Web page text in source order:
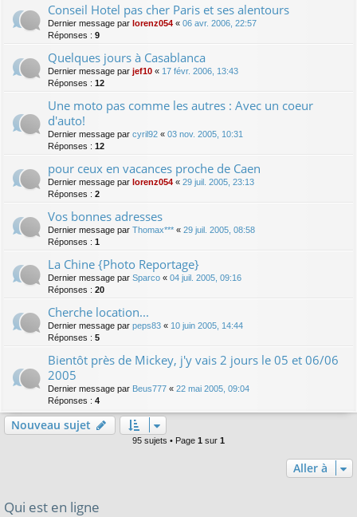
Conseil Hotel pas cher Paris et ses alentours
Dernier message par lorenz054 « 06 avr. 2006, 22:57
Réponses : 9
Quelques jours à Casablanca
Dernier message par jef10 « 17 févr. 2006, 13:43
Réponses : 12
Une moto pas comme les autres : Avec un coeur
d'auto!
Dernier message par cyril92 « 03 nov. 2005, 10:31
Réponses : 12
pour ceux en vacances proche de Caen
Dernier message par lorenz054 « 29 juil. 2005, 23:13
Réponses : 2
Vos bonnes adresses
Dernier message par Thomax*** « 29 juil. 2005, 08:58
Réponses : 1
La Chine {Photo Reportage}
Dernier message par Sparco « 04 juil. 2005, 09:16
Réponses : 20
Cherche location...
Dernier message par peps83 « 10 juin 2005, 14:44
Réponses : 5
Bientôt près de Mickey, j'y vais 2 jours le 05 et 06/06
2005
Dernier message par Beus777 « 22 mai 2005, 09:04
Réponses : 4
Nouveau sujet
95 sujets • Page 1 sur 1
Aller à
Qui est en ligne